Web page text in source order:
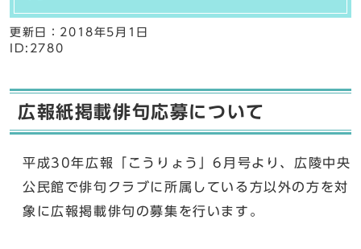
更新日： 2018年5月1日
ID:2780
広報紙掲載俳句応募について
平成30年広報「こうりょう」6月号より、広陵中央
公民館で俳句クラブに所属している方以外の方を対
象に広報掲載俳句の募集を行います。